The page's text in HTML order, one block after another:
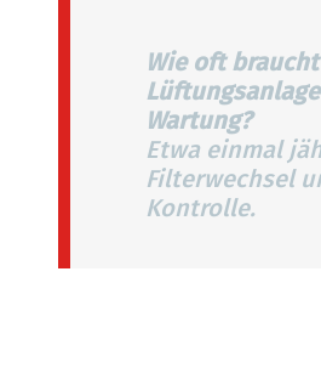
Wie oft
Lüftungsanlage
Wartung?
Etwa einmal
Filterwechsel
Kontrolle.